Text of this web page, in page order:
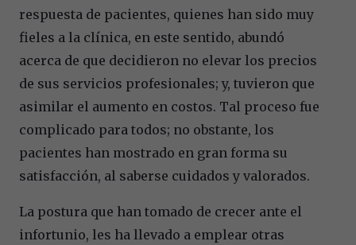
respuesta de pacientes, quienes han sido muy
fieles a la clínica, en este sentido, abundó
acerca de que decidieron no elevar los precios
de sus servicios profesionales; y, tuvieron que
asimilar el aumento en costos. Tal proceso fue
complicado para todos; no obstante, los
pacientes han mostrado en gran forma su
satisfacción, al saberse cuidados y valorados.
La postura que han tomado de crecer ante el
infortunio, les ha llevado a emplear otras